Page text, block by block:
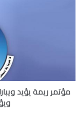
بالمقاطعة
ويؤكد
مؤتمر ريمة يؤيد